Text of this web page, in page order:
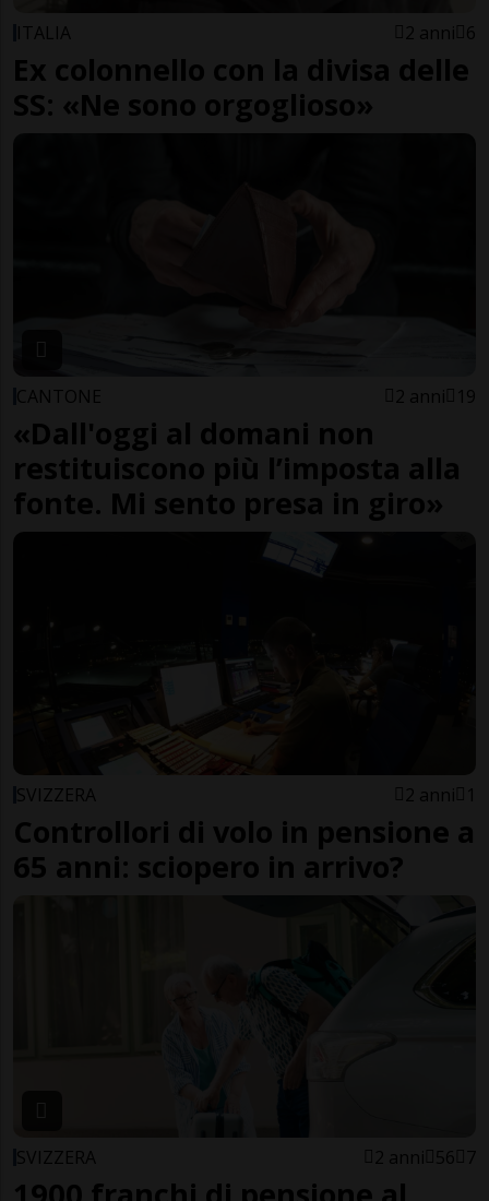
ITALIA 2 anni 6
Ex colonnello con la divisa delle
SS: «Ne sono orgoglioso»
CANTONE 2 anni 19
«Dall'oggi al domani non
restituiscono più l’imposta alla
fonte. Mi sento presa in giro»
SVIZZERA 2 anni 1
Controllori di volo in pensione a
65 anni: sciopero in arrivo?
SVIZZERA 2 anni 56 7